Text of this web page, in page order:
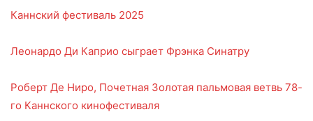
Каннский фестиваль 2025
Леонардо Ди Каприо сыграет Фрэнка Синатру
Роберт Де Ниро, Почетная Золотая пальмовая ветвь 78-
го Каннского кинофестиваля